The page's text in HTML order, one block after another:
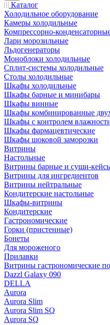
Каталог
Холодильное оборудование
Камеры холодильные
Компрессорно-
Лари морозильные
Льдогенераторы
Моноблоки холодильные
Сплит-системы холодильные
Столы холодильные
Шкафы холодильные
Шкафы барные и минибары
Шкафы винные
Шкафы комбинированные
Шкафы с контролем
Шкафы фармацевтические
Шкафы шоковой заморозки
Витрины
Настольные
Витрины барные и суши-
Витрины для ингредиентов
Витрины нейтральные
Кондитерские настольные
Шкафы-витрины
Кондитерские
Гастрономические
Горки (пристенные)
Бонеты
Для мороженого
Прилавки
Витрины гастрономические
Dazzl Galaxy 090
DELLA
Aurora
Aurora Slim
Aurora Slim SQ
Aurora SQ